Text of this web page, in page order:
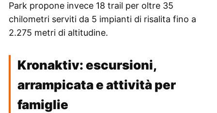
Park propone invece 18 trail per oltre 35
chilometri serviti da 5 impianti di risalita fino a
2.275 metri di altitudine.
Kronaktiv: escursioni,
arrampicata e attività per
famiglie